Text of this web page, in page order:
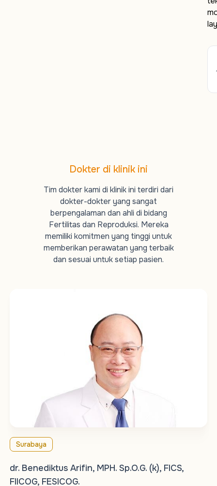
Dokter di klinik ini
Tim dokter kami di klinik ini terdiri dari
dokter-dokter yang sangat
berpengalaman dan ahli di bidang
Fertilitas dan Reproduksi. Mereka
memiliki komitmen yang tinggi untuk
memberikan perawatan yang terbaik
dan sesuai untuk setiap pasien.
Surabaya
dr. Benediktus Arifin, MPH. Sp.O.G. (k), FICS,
FIICOG, FESICOG.